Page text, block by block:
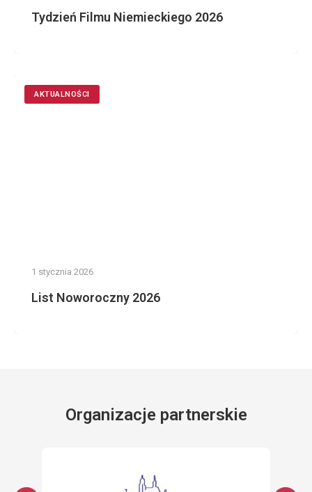
Tydzień Filmu Niemieckiego 2026
AKTUALNOŚCI
1 stycznia 2026
List Noworoczny 2026
Organizacje partnerskie